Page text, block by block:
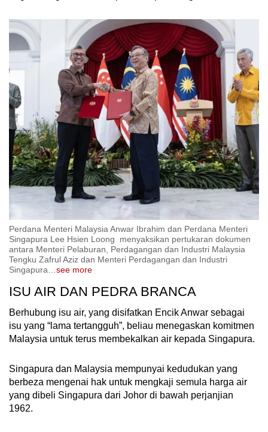
Perdana Menteri Malaysia Anwar Ibrahim dan Perdana Menteri
Singapura Lee Hsien Loong menyaksikan pertukaran dokumen
antara Menteri Pelaburan, Perdagangan dan Industri Malaysia
Tengku Zafrul Aziz dan Menteri Perdagangan dan Industri
Singapura
see more
ISU AIR DAN PEDRA BRANCA
Berhubung isu air, yang disifatkan Encik Anwar sebagai
isu yang “lama tertangguh”, beliau menegaskan komitmen
Malaysia untuk terus membekalkan air kepada Singapura.
Singapura dan Malaysia mempunyai kedudukan yang
berbeza mengenai hak untuk mengkaji semula harga air
yang dibeli Singapura dari Johor di bawah perjanjian
1962.